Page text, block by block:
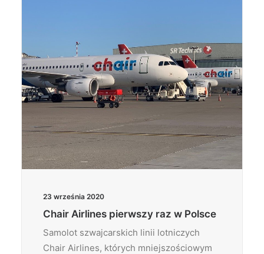
23 września 2020
Chair Airlines pierwszy raz w Polsce
Samolot szwajcarskich linii lotniczych
Chair Airlines, których mniejszościowym